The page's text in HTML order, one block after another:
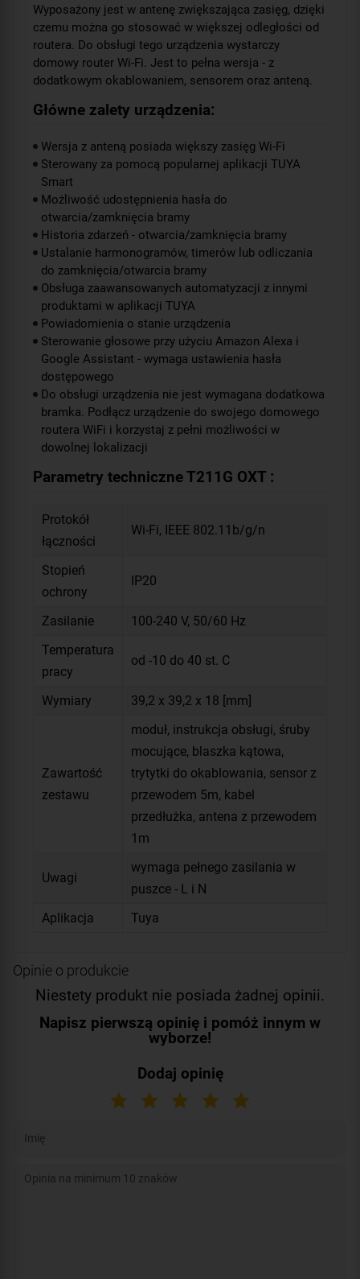
Wyposażony jest w antenę zwiększająca zasięg, dzięki
czemu można go stosować w większej odległości od
routera. Do obsługi tego urządzenia wystarczy
domowy router Wi-Fi. Jest to pełna wersja - z
dodatkowym okablowaniem, sensorem oraz anteną.
Główne zalety urządzenia:
Wersja z anteną posiada większy zasięg Wi-Fi
Sterowany za pomocą popularnej aplikacji TUYA
Smart
Możliwość udostępnienia hasła do
otwarcia/zamknięcia bramy
Historia zdarzeń - otwarcia/zamknięcia bramy
Ustalanie harmonogramów, timerów lub odliczania
do zamknięcia/otwarcia bramy
Obsługa zaawansowanych automatyzacji z innymi
produktami w aplikacji TUYA
Powiadomienia o stanie urządzenia
Sterowanie głosowe przy użyciu Amazon Alexa i
Google Assistant - wymaga ustawienia hasła
dostępowego
Do obsługi urządzenia nie jest wymagana dodatkowa
bramka. Podłącz urządzenie do swojego domowego
routera WiFi i korzystaj z pełni możliwości w
dowolnej lokalizacji
Parametry techniczne T211G OXT :
Protokół
łączności
Wi-Fi, IEEE 802.11b/g/n
Stopień
ochrony
IP20
Zasilanie
100-240 V, 50/60 Hz
Temperatura
pracy
od -10 do 40 st. C
Wymiary 39,2 x 39,2 x 18 [mm]
Zawartość
zestawu
moduł, instrukcja obsługi, śruby
mocujące, blaszka kątowa,
trytytki do okablowania, sensor z
przewodem 5m, kabel
przedłużka, antena z przewodem
1m
Uwagi
wymaga pełnego zasilania w
puszce - L i N
Aplikacja
Tuya
Opinie o produkcie
Niestety produkt nie posiada żadnej opinii.
Napisz pierwszą opinię i pomóż innym w
wyborze!
Dodaj opinię